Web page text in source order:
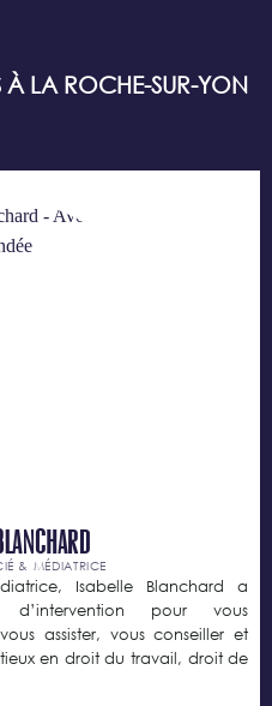
LA ROCHE-SUR-YON
& MÉDIATRICE
Isabelle Blanchard a
pour vous
assister, vous conseiller et
en droit du travail, droit de